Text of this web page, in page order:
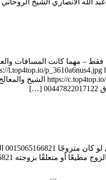
l.top4top.io/